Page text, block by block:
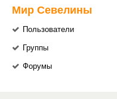
Мир Севелины
Пользователи
Группы
Форумы